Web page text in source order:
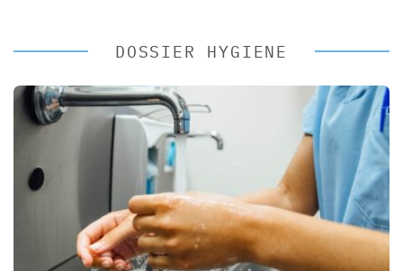
DOSSIER HYGIENE